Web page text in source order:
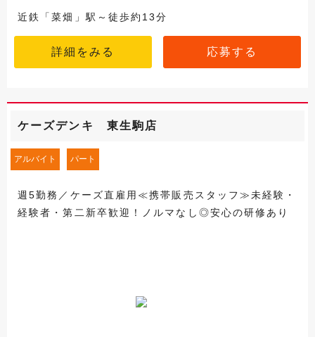
近鉄「菜畑」駅～徒歩約13分
詳細をみる 応募する
ケーズデンキ 東生駒店
アルバイト パート
週5勤務／ケーズ直雇用≪携帯販売スタッフ≫未経験・
経験者・第二新卒歓迎！ノルマなし◎安心の研修あり